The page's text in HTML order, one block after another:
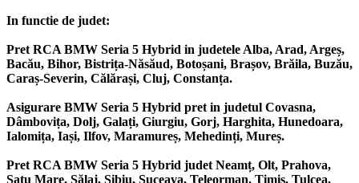
In functie de judet:
Pret RCA BMW Seria 5 Hybrid in judetele Alba, Arad, Argeș,
Bacău, Bihor, Bistrița-Năsăud, Botoșani, Brașov, Brăila, Buzău,
Caraș-Severin, Călărași, Cluj, Constanța.
Asigurare BMW Seria 5 Hybrid pret in judetul Covasna,
Dâmbovița, Dolj, Galați, Giurgiu, Gorj, Harghita, Hunedoara,
Ialomița, Iași, Ilfov, Maramureș, Mehedinți, Mureș.
Pret RCA BMW Seria 5 Hybrid judet Neamț, Olt, Prahova,
Satu Mare, Sălaj, Sibiu, Suceava, Teleorman, Timiș, Tulcea,